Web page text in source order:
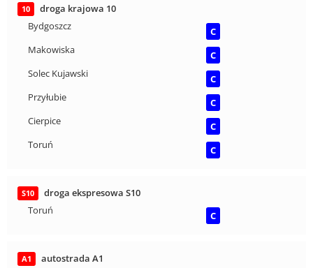
10
droga krajowa 10
Bydgoszcz
C
Makowiska
C
Solec Kujawski
C
Przyłubie
C
Cierpice
C
Toruń
C
S10
droga ekspresowa S10
Toruń
C
A1
autostrada A1